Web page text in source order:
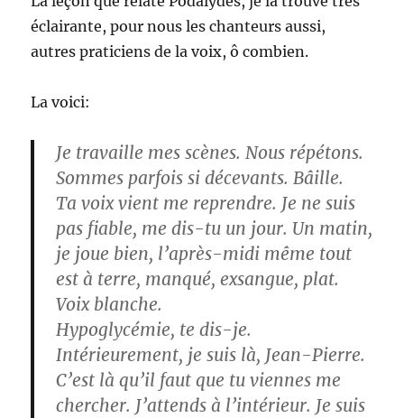
éclairante, pour nous les chanteurs aussi,
autres praticiens de la voix, ô combien.
La voici:
Je travaille mes scènes. Nous répétons.
Sommes parfois si décevants. Bâille.
Ta voix vient me reprendre. Je ne suis
pas fiable, me dis-tu un jour. Un matin,
je joue bien, l’après-midi même tout
est à terre, manqué, exsangue, plat.
Voix blanche.
Hypoglycémie, te dis-je.
Intérieurement, je suis là, Jean-Pierre.
C’est là qu’il faut que tu viennes me
chercher. J’attends à l’intérieur. Je suis